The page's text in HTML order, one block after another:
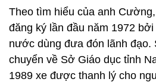
Theo tìm hiểu của anh
đăng ký lần đầu năm 1972
nước dùng đưa đón lãnh đạo.
chuyển về Sở Giáo dục tỉnh
1989 xe được thanh lý cho